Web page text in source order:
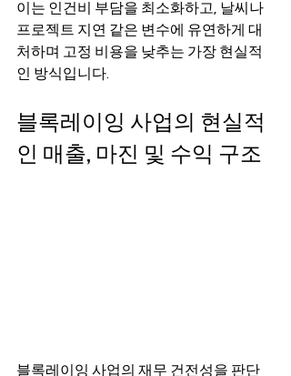
이는 인건비 부담을 최소화하고, 날씨나
프로젝트 지연 같은 변수에 유연하게 대
처하며 고정 비용을 낮추는 가장 현실적
인 방식입니다.
블록레이잉 사업의 현실적
인 매출, 마진 및 수익 구조
블록레이잉 사업의 재무 건전성을 판단